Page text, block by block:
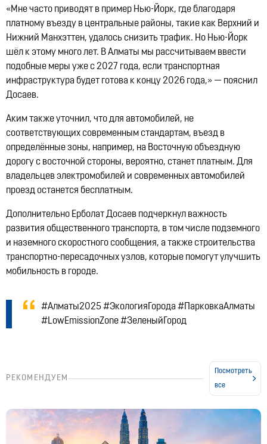
«Мне часто приводят в пример Нью-Йорк, где благодаря
платному въезду в центральные районы, такие как Верхний и
Нижний Манхэттен, удалось снизить трафик. Но Нью-Йорк
шёл к этому много лет. В Алматы мы рассчитываем ввести
подобные меры уже с 2027 года, если транспортная
инфраструктура будет готова к концу 2026 года,» — пояснил
Досаев.
Аким также уточнил, что для автомобилей, не
соответствующих современным стандартам, въезд в
определённые зоны, например, на Восточную объездную
дорогу с восточной стороны, вероятно, станет платным. Для
владельцев электромобилей и современных автомобилей
проезд останется бесплатным.
Дополнительно Ерболат Досаев подчеркнул важность
развития общественного транспорта, в том числе подземного
и наземного скоростного сообщения, а также строительства
транспортно-пересадочных узлов, которые помогут улучшить
мобильность в городе.
#Алматы2025 #ЭкологияГорода #ПарковкаАлматы
#LowEmissionZone #ЗеленыйГород
РЕКОМЕНДУЕМ
Посмотреть
все